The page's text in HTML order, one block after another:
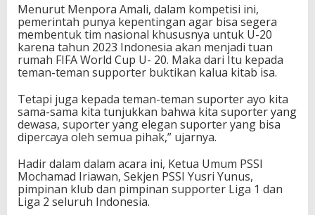
Menurut Menpora Amali, dalam kompetisi ini,
pemerintah punya kepentingan agar bisa segera
membentuk tim nasional khususnya untuk U-20
karena tahun 2023 Indonesia akan menjadi tuan
rumah FIFA World Cup U- 20. Maka dari Itu kepada
teman-teman supporter buktikan kalua kitab isa.
Tetapi juga kepada teman-teman suporter ayo kita
sama-sama kita tunjukkan bahwa kita suporter yang
dewasa, suporter yang elegan suporter yang bisa
dipercaya oleh semua pihak,” ujarnya.
Hadir dalam dalam acara ini, Ketua Umum PSSI
Mochamad Iriawan, Sekjen PSSI Yusri Yunus,
pimpinan klub dan pimpinan supporter Liga 1 dan
Liga 2 seluruh Indonesia.